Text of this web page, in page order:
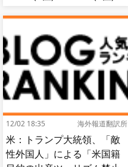
12/02 18:35 海外報道翻訳所
米：トランプ大統領、「敵
性外国人」による「米国籍